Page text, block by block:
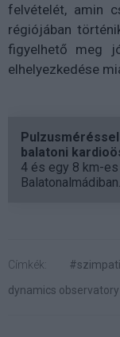
felvételét, amin
régiójában
figyelhető meg
elhelyezkedése
balatoni
4 és egy 8 km-
Balatonalmádiban.
Címkék:
dynamics observatory